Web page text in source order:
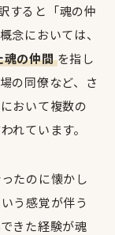
すると「魂の仲
念においては、
魂の仲間を指し
の同僚など、さ
おいて複数の
れています。
たのに懐かし
う感覚が伴う
きた経験が魂